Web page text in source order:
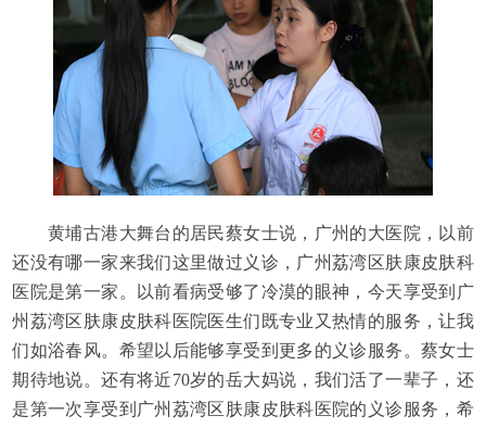
黄埔古港大舞台的居民蔡女士说，广州的大医院，以前
还没有哪一家来我们这里做过义诊，广州荔湾区肤康皮肤科
医院是第一家。以前看病受够了冷漠的眼神，今天享受到广
州荔湾区肤康皮肤科医院医生们既专业又热情的服务，让我
们如浴春风。希望以后能够享受到更多的义诊服务。蔡女士
期待地说。还有将近70岁的岳大妈说，我们活了一辈子，还
是第一次享受到广州荔湾区肤康皮肤科医院的义诊服务，希